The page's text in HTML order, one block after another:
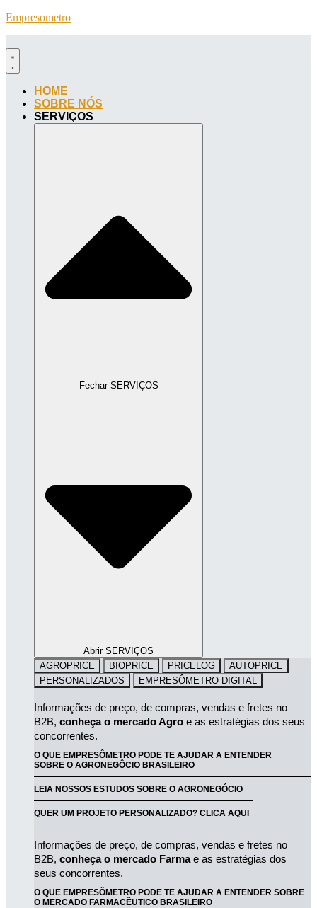
Empresometro
HOME
SOBRE NÓS
SERVIÇOS
Fechar SERVIÇOS
Abrir SERVIÇOS
AGROPRICE
BIOPRICE PRICELOG
AUTOPRICE
PERSONALIZADOS
EMPRESÔMETRO DIGITAL
Informações de preço, de compras, vendas e fretes no
B2B, conheça o mercado Agro e as estratégias dos seus
concorrentes.
O QUE EMPRESÔMETRO PODE TE AJUDAR A ENTENDER
SOBRE O AGRONEGÔCIO BRASILEIRO
LEIA NOSSOS ESTUDOS SOBRE O AGRONEGÓCIO
QUER UM PROJETO PERSONALIZADO? CLICA AQUI
Informações de preço, de compras, vendas e fretes no
B2B, conheça o mercado Farma e as estratégias dos
seus concorrentes.
O QUE EMPRESÔMETRO PODE TE AJUDAR A ENTENDER SOBRE
O MERCADO FARMACÊUTICO BRASILEIRO